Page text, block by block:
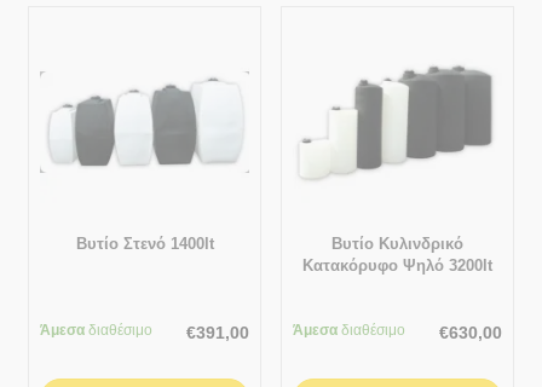
Βυτίο Στενό 1400lt
Άμεσα διαθέσιμο €391,00
Βυτίο Κυλινδρικό
Κατακόρυφο Ψηλό 3200lt
Άμεσα διαθέσιμο €630,00